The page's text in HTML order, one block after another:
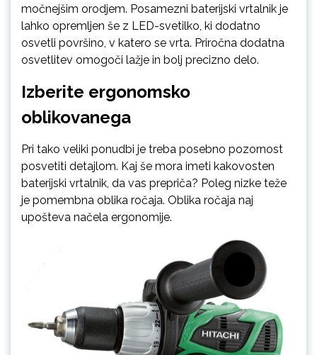
močnejšim orodjem. Posamezni baterijski vrtalnik je
lahko opremljen še z LED-svetilko, ki dodatno
osvetli površino, v katero se vrta. Priročna dodatna
osvetlitev omogoči lažje in bolj precizno delo.
Izberite ergonomsko
oblikovanega
Pri tako veliki ponudbi je treba posebno pozornost
posvetiti detajlom. Kaj še mora imeti kakovosten
baterijski vrtalnik, da vas prepriča? Poleg nizke teže
je pomembna oblika ročaja. Oblika ročaja naj
upošteva načela ergonomije.